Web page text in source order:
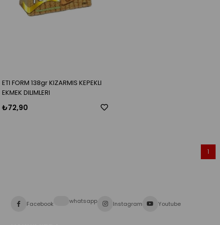
ETI FORM 138gr KIZARMIS KEPEKLI
EKMEK DILIMLERI
₺72,90
1
Facebook whatsapp Instagram Youtube